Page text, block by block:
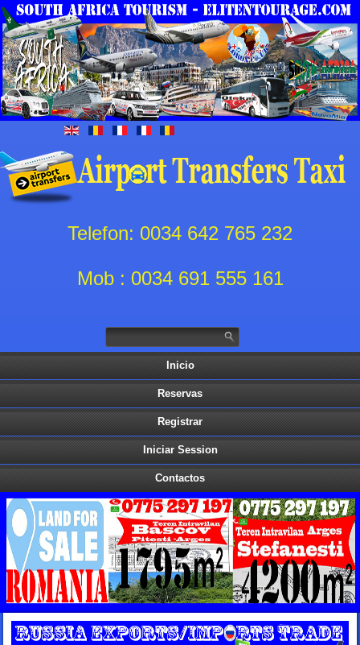
Telefon: 0034 642 765 232
Mob : 0034 691 555 161
Inicio
Reservas
Registrar
Iniciar Session
Contactos